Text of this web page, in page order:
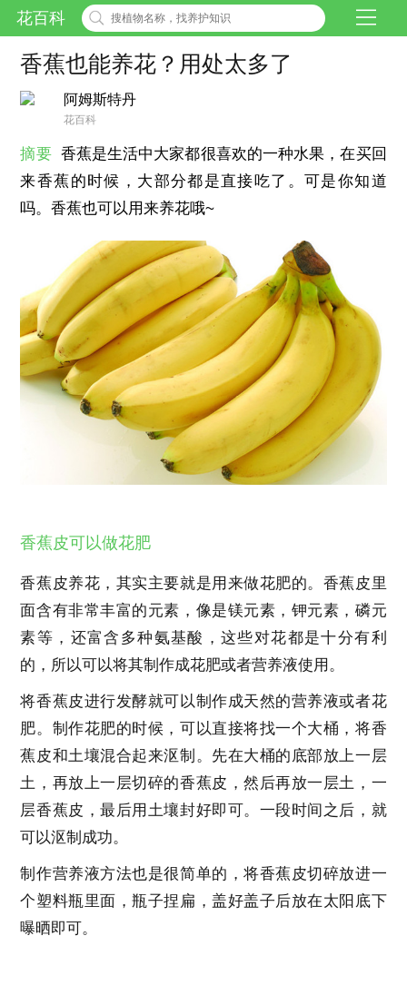
花百科
香蕉也能养花？用处太多了
阿姆斯特丹
花百科
摘要 香蕉是生活中大家都很喜欢的一种水果，在买回
来香蕉的时候，大部分都是直接吃了。可是你知道
吗。香蕉也可以用来养花哦~
香蕉皮可以做花肥
香蕉皮养花，其实主要就是用来做花肥的。香蕉皮里
面含有非常丰富的元素，像是镁元素，钾元素，磷元
素等，还富含多种氨基酸，这些对花都是十分有利
的，所以可以将其制作成花肥或者营养液使用。
将香蕉皮进行发酵就可以制作成天然的营养液或者花
肥。制作花肥的时候，可以直接将找一个大桶，将香
蕉皮和土壤混合起来沤制。先在大桶的底部放上一层
土，再放上一层切碎的香蕉皮，然后再放一层土，一
层香蕉皮，最后用土壤封好即可。一段时间之后，就
可以沤制成功。
制作营养液方法也是很简单的，将香蕉皮切碎放进一
个塑料瓶里面，瓶子捏扁，盖好盖子后放在太阳底下
曝晒即可。